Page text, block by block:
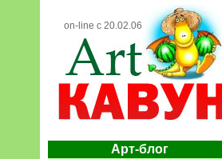
on-line с 20.02.06
Арт-блог